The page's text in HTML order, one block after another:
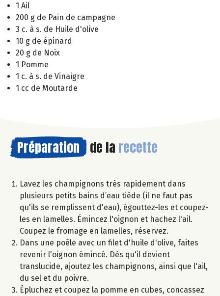
1 Ail
200 g de Pain de campagne
3 c. à s. de Huile d'olive
10 g de épinard
20 g de Noix
1 Pomme
1 c. à s. de Vinaigre
1 cc de Moutarde
Préparation de la recette
Lavez les champignons très rapidement dans
plusieurs petits bains d’eau tiède (il ne faut pas
qu'ils se remplissent d'eau), égouttez-les et coupez-
les en lamelles. Émincez l'oignon et hachez l'ail.
Coupez le fromage en lamelles, réservez.
Dans une poêle avec un filet d'huile d'olive, faites
revenir l'oignon émincé. Dès qu'il devient
translucide, ajoutez les champignons, ainsi que l'ail,
du sel et du poivre.
Épluchez et coupez la pomme en cubes, concassez